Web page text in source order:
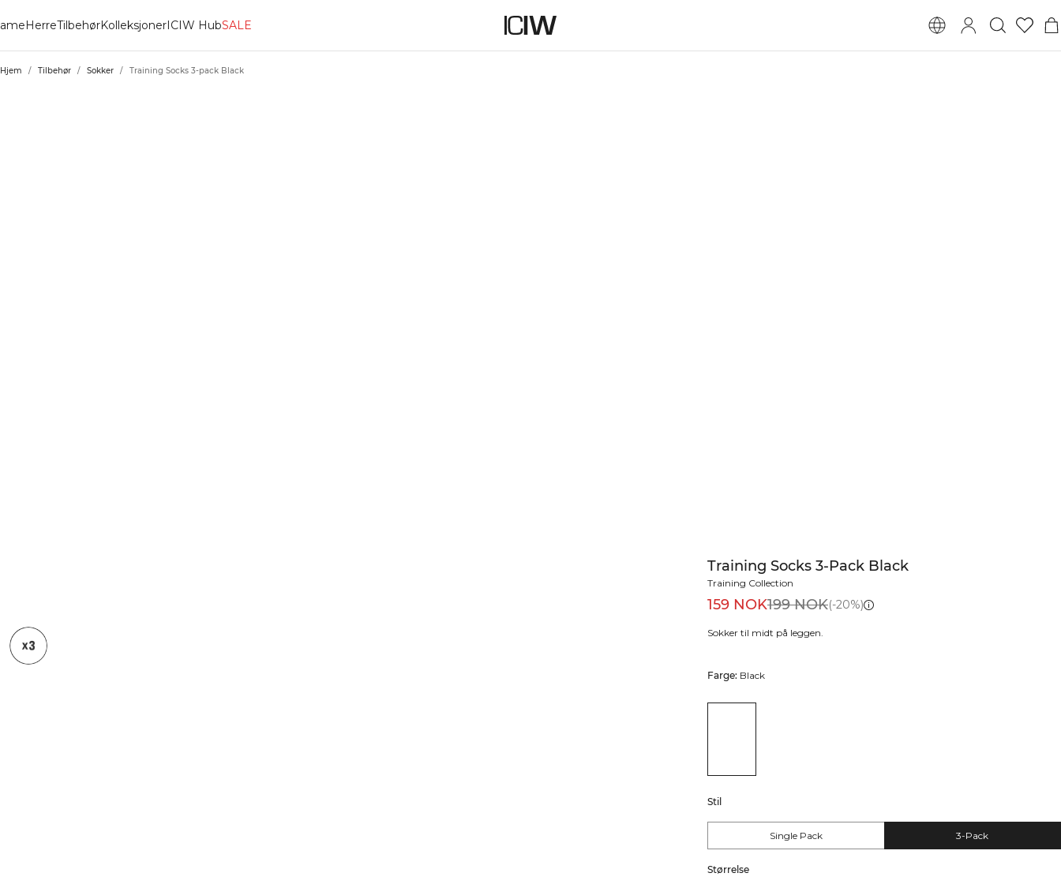
HerreTilbehørKolleksjonerICIW HubSALE
Hjem / Tilbehør / Sokker / Training Socks 3-pack Black
Training Socks 3-Pack Black
Training Collection
159 NOK199 NOK(-20%)
Sokker til midt på leggen.
Farge: Black
Stil
Single Pack 3-Pack
Størrelse